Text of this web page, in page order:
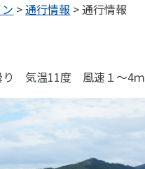
>通行情報 >通行情報
気温11度 風速１～4ｍ